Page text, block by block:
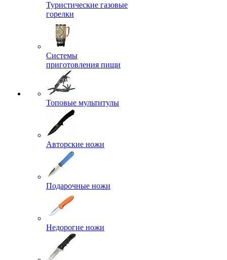
Туристические газовые
горелки
Системы
приготовления пищи
Топовые мультитулы
Авторские ножи
Подарочные ножи
Недорогие ножи